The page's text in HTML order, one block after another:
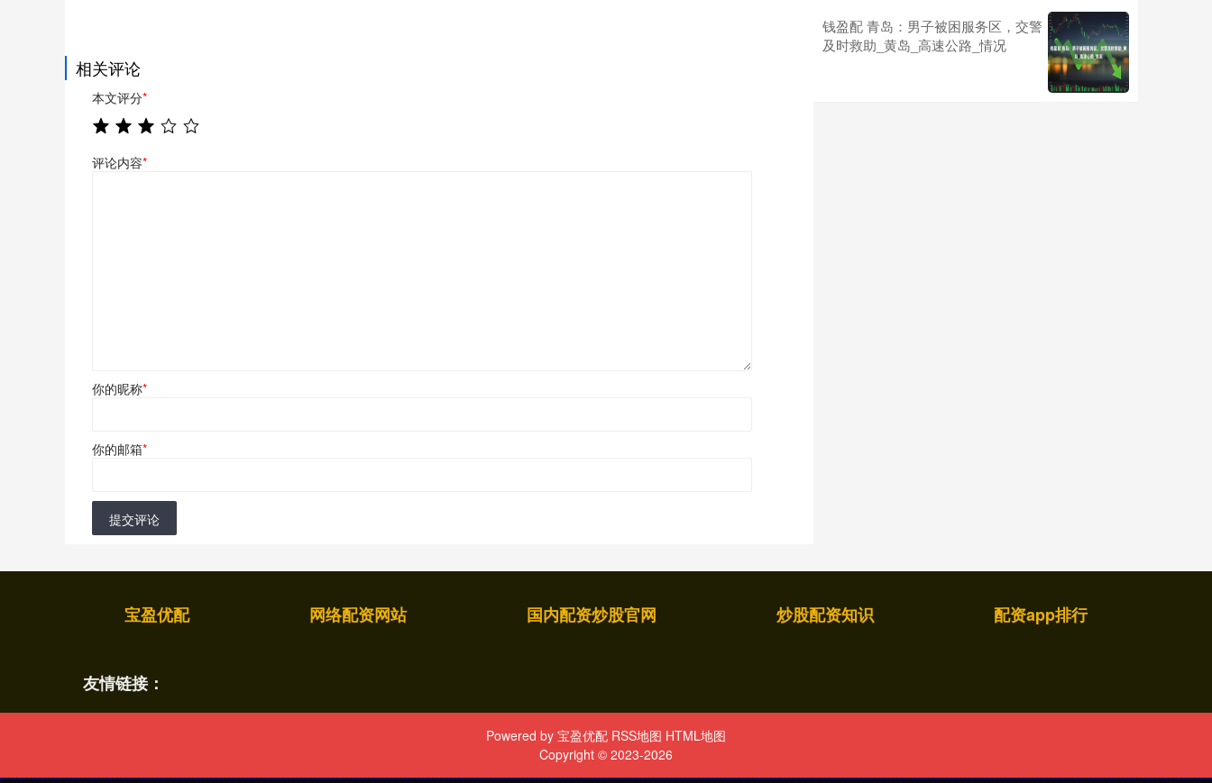
相关评论
本文评分*
评论内容*
你的昵称*
你的邮箱*
提交评论
钱盈配 青岛：男子被困服务区，交警
及时救助_黄岛_高速公路_情况
宝盈优配 网络配资网站 国内配资炒股官网 炒股配资知识 配资app排行
友情链接：
Powered by 宝盈优配 RSS地图 HTML地图
Copyright © 2023-2026